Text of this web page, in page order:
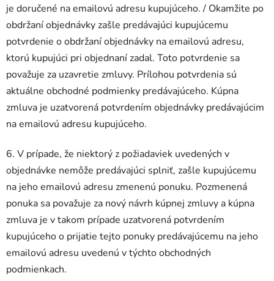
je doručené na emailovú adresu kupujúceho. / Okamžite po
obdržaní objednávky zašle predávajúci kupujúcemu
potvrdenie o obdržaní objednávky na emailovú adresu,
ktorú kupujúci pri objednaní zadal. Toto potvrdenie sa
považuje za uzavretie zmluvy. Prílohou potvrdenia sú
aktuálne obchodné podmienky predávajúceho. Kúpna
zmluva je uzatvorená potvrdením objednávky predávajúcim
na emailovú adresu kupujúceho.
6. V prípade, že niektorý z požiadaviek uvedených v
objednávke nemôže predávajúci splniť, zašle kupujúcemu
na jeho emailovú adresu zmenenú ponuku. Pozmenená
ponuka sa považuje za nový návrh kúpnej zmluvy a kúpna
zmluva je v takom prípade uzatvorená potvrdením
kupujúceho o prijatie tejto ponuky predávajúcemu na jeho
emailovú adresu uvedenú v týchto obchodných
podmienkach.